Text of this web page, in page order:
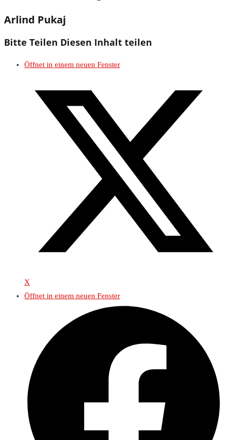
Arlind Pukaj
Bitte Teilen Diesen Inhalt teilen
Öffnet in einem neuen Fenster
X
Öffnet in einem neuen Fenster